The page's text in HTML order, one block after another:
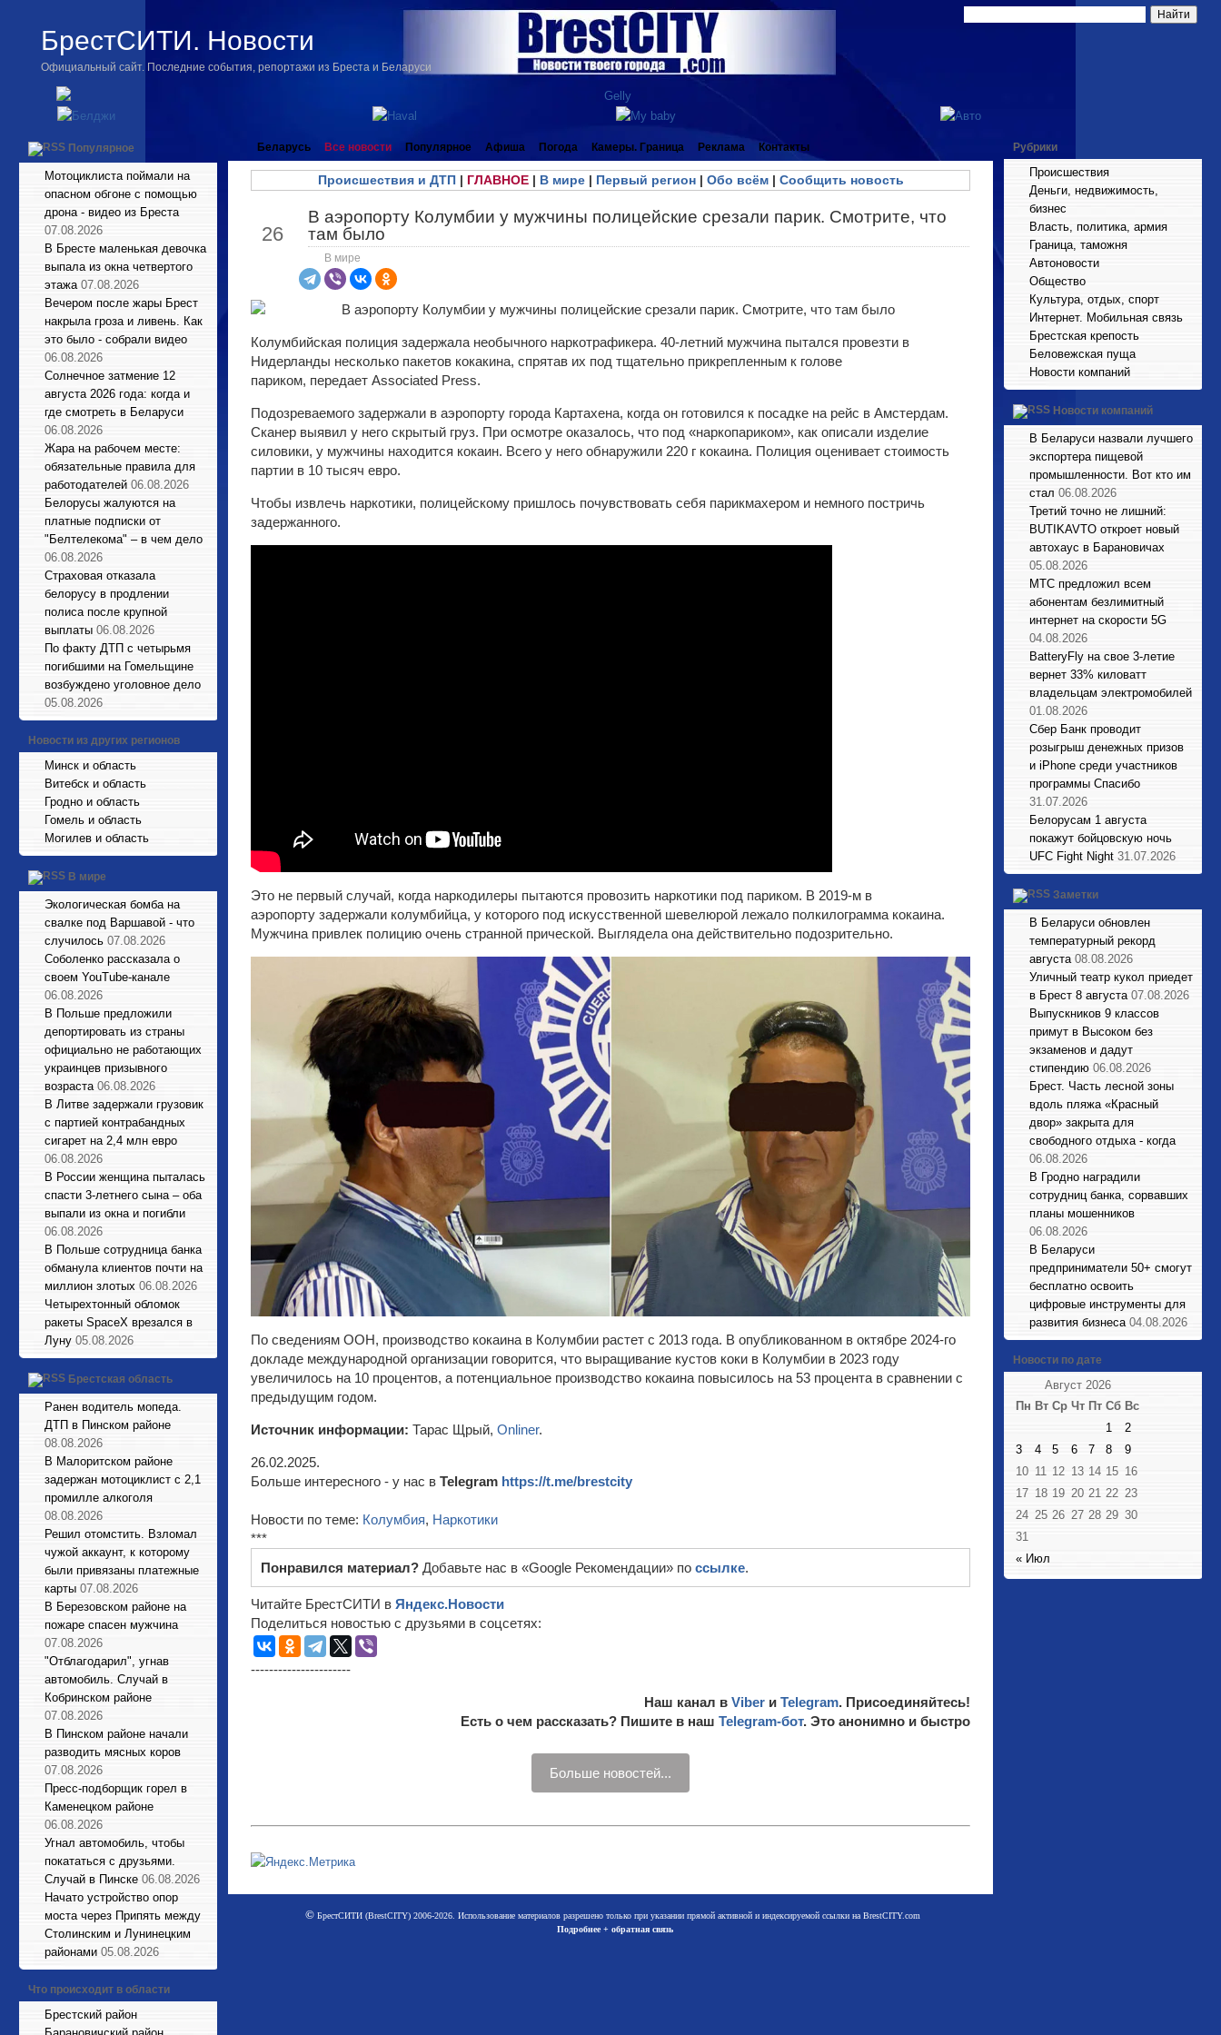
БрестСИТИ. Новости
Официальный сайт. Последние события, репортажи из Бреста и Беларуси
Популярное
Мотоциклиста поймали на
опасном обгоне с помощью
дрона - видео из Бреста
07.08.2026
В Бресте маленькая девочка
выпала из окна четвертого
этажа 07.08.2026
Вечером после жары Брест
накрыла гроза и ливень. Как
это было - собрали видео
06.08.2026
Солнечное затмение 12
августа 2026 года: когда и
где смотреть в Беларуси
06.08.2026
Жара на рабочем месте:
обязательные правила для
работодателей 06.08.2026
Белорусы жалуются на
платные подписки от
"Белтелекома" – в чем дело
06.08.2026
Страховая отказала
белорусу в продлении
полиса после крупной
выплаты 06.08.2026
По факту ДТП с четырьмя
погибшими на Гомельщине
возбуждено уголовное дело
05.08.2026
Новости из других регионов
Минск и область
Витебск и область
Гродно и область
Гомель и область
Могилев и область
В мире
Экологическая бомба на
свалке под Варшавой - что
случилось 07.08.2026
Соболенко рассказала о
своем YouTube-канале
06.08.2026
В Польше предложили
депортировать из страны
официально не работающих
украинцев призывного
возраста 06.08.2026
В Литве задержали грузовик
с партией контрабандных
сигарет на 2,4 млн евро
06.08.2026
В России женщина пыталась
спасти 3-летнего сына – оба
выпали из окна и погибли
06.08.2026
В Польше сотрудница банка
обманула клиентов почти на
миллион злотых 06.08.2026
Четырехтонный обломок
ракеты SpaceX врезался в
Луну 05.08.2026
Брестская область
Ранен водитель мопеда.
ДТП в Пинском районе
08.08.2026
В Малоритском районе
задержан мотоциклист с 2,1
промилле алкоголя
08.08.2026
Решил отомстить. Взломал
чужой аккаунт, к которому
были привязаны платежные
карты 07.08.2026
В Березовском районе на
пожаре спасен мужчина
07.08.2026
"Отблагодарил", угнав
автомобиль. Случай в
Кобринском районе
07.08.2026
В Пинском районе начали
разводить мясных коров
07.08.2026
Пресс-подборщик горел в
Каменецком районе
06.08.2026
Угнал автомобиль, чтобы
покататься с друзьями.
Случай в Пинске 06.08.2026
Начато устройство опор
моста через Припять между
Столинским и Лунинецким
районами 05.08.2026
Что происходит в области
Брестский район
Беларусь Все новости Популярное Афиша Погода Камеры. Граница Реклама Контакты
Происшествия и ДТП| ГЛАВНОЕ| В мире| Первый регион| Обо всём| Сообщить новость
26
В аэропорту Колумбии у мужчины полицейские срезали парик. Смотрите, что
там было
В мире
Колумбийская полиция задержала необычного наркотрафикера. 40-летний мужчина пытался провезти в
Нидерланды несколько пакетов кокакина, спрятав их под тщательно прикрепленным к голове
париком, передает Associated Press.
Подозреваемого задержали в аэропорту города Картахена, когда он готовился к посадке на рейс в Амстердам.
Сканер выявил у него скрытый груз. При осмотре оказалось, что под «наркопариком», как описали изделие
силовики, у мужчины находится кокаин. Всего у него обнаружили 220 г кокаина. Полиция оценивает стоимость
партии в 10 тысяч евро.
Чтобы извлечь наркотики, полицейскому пришлось почувствовать себя парикмахером и немного постричь
задержанного.
Это не первый случай, когда наркодилеры пытаются провозить наркотики под париком. В 2019-м в
аэропорту задержали колумбийца, у которого под искусственной шевелюрой лежало полкилограмма кокаина.
Мужчина привлек полицию очень странной прической. Выглядела она действительно подозрительно.
По сведениям ООН, производство кокаина в Колумбии растет с 2013 года. В опубликованном в октябре 2024-го
докладе международной организации говорится, что выращивание кустов коки в Колумбии в 2023 году
увеличилось на 10 процентов, а потенциальное производство кокаина повысилось на 53 процента в сравнении с
предыдущим годом.
Источник информации: Тарас Щрый, Onliner.
26.02.2025.
Больше интересного - у нас в Telegram https://t.me/brestcity
Новости по теме: Колумбия, Наркотики
***
Понравился материал? Добавьте нас в «Google Рекомендации» по ссылке.
Читайте БрестСИТИ в Яндекс.Новости
Поделиться новостью с друзьями в соцсетях:
----------------------
Наш канал в Viber и Telegram. Присоединяйтесь!
Есть о чем рассказать? Пишите в наш Telegram-бот. Это анонимно и быстро
Больше новостей...
©БрестСИТИ (BrestCITY) 2006-2026. Использование материалов разрешено только при указании прямой активной и индексируемой ссылки на BrestCITY.com
Подробнее + обратная связь
Рубрики
Происшествия
Деньги, недвижимость,
бизнес
Власть, политика, армия
Граница, таможня
Автоновости
Общество
Культура, отдых, спорт
Интернет. Мобильная связь
Брестская крепость
Беловежская пуща
Новости компаний
Новости компаний
В Беларуси назвали лучшего
экспортера пищевой
промышленности. Вот кто им
стал 06.08.2026
Третий точно не лишний:
BUTIKAVTO откроет новый
автохаус в Барановичах
05.08.2026
МТС предложил всем
абонентам безлимитный
интернет на скорости 5G
04.08.2026
BatteryFly на свое 3-летие
вернет 33% киловатт
владельцам электромобилей
01.08.2026
Сбер Банк проводит
розыгрыш денежных призов
и iPhone среди участников
программы Спасибо
31.07.2026
Белорусам 1 августа
покажут бойцовскую ночь
UFC Fight Night 31.07.2026
Заметки
В Беларуси обновлен
температурный рекорд
августа 08.08.2026
Уличный театр кукол приедет
в Брест 8 августа 07.08.2026
Выпускников 9 классов
примут в Высоком без
экзаменов и дадут
стипендию 06.08.2026
Брест. Часть лесной зоны
вдоль пляжа «Красный
двор» закрыта для
свободного отдыха - когда
06.08.2026
В Гродно наградили
сотрудниц банка, сорвавших
планы мошенников
06.08.2026
В Беларуси
предприниматели 50+ смогут
бесплатно освоить
цифровые инструменты для
развития бизнеса 04.08.2026
Новости по дате
Август 2026
Пн Вт Ср Чт Пт Сб Вс
« Июл
1
2
3
4 5 6 7 8
9
10 11 12 13 14 15 16
17 18 19 20 21 22 23
24 25 26 27 28 29 30
31